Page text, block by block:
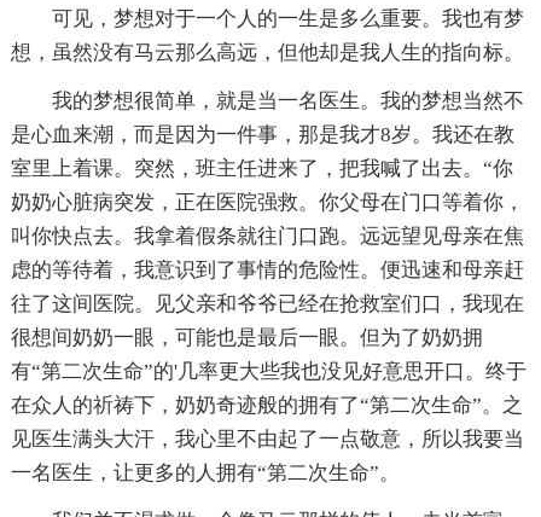
可见，梦想对于一个人的一生是多么重要。我也有梦
想，虽然没有马云那么高远，但他却是我人生的指向标。
我的梦想很简单，就是当一名医生。我的梦想当然不
是心血来潮，而是因为一件事，那是我才8岁。我还在教
室里上着课。突然，班主任进来了，把我喊了出去。“你
奶奶心脏病突发，正在医院强救。你父母在门口等着你，
叫你快点去。我拿着假条就往门口跑。远远望见母亲在焦
虑的等待着，我意识到了事情的危险性。便迅速和母亲赶
往了这间医院。见父亲和爷爷已经在抢救室们口，我现在
很想间奶奶一眼，可能也是最后一眼。但为了奶奶拥
有“第二次生命”的'几率更大些我也没见好意思开口。终于
在众人的祈祷下，奶奶奇迹般的拥有了“第二次生命”。之
见医生满头大汗，我心里不由起了一点敬意，所以我要当
一名医生，让更多的人拥有“第二次生命”。